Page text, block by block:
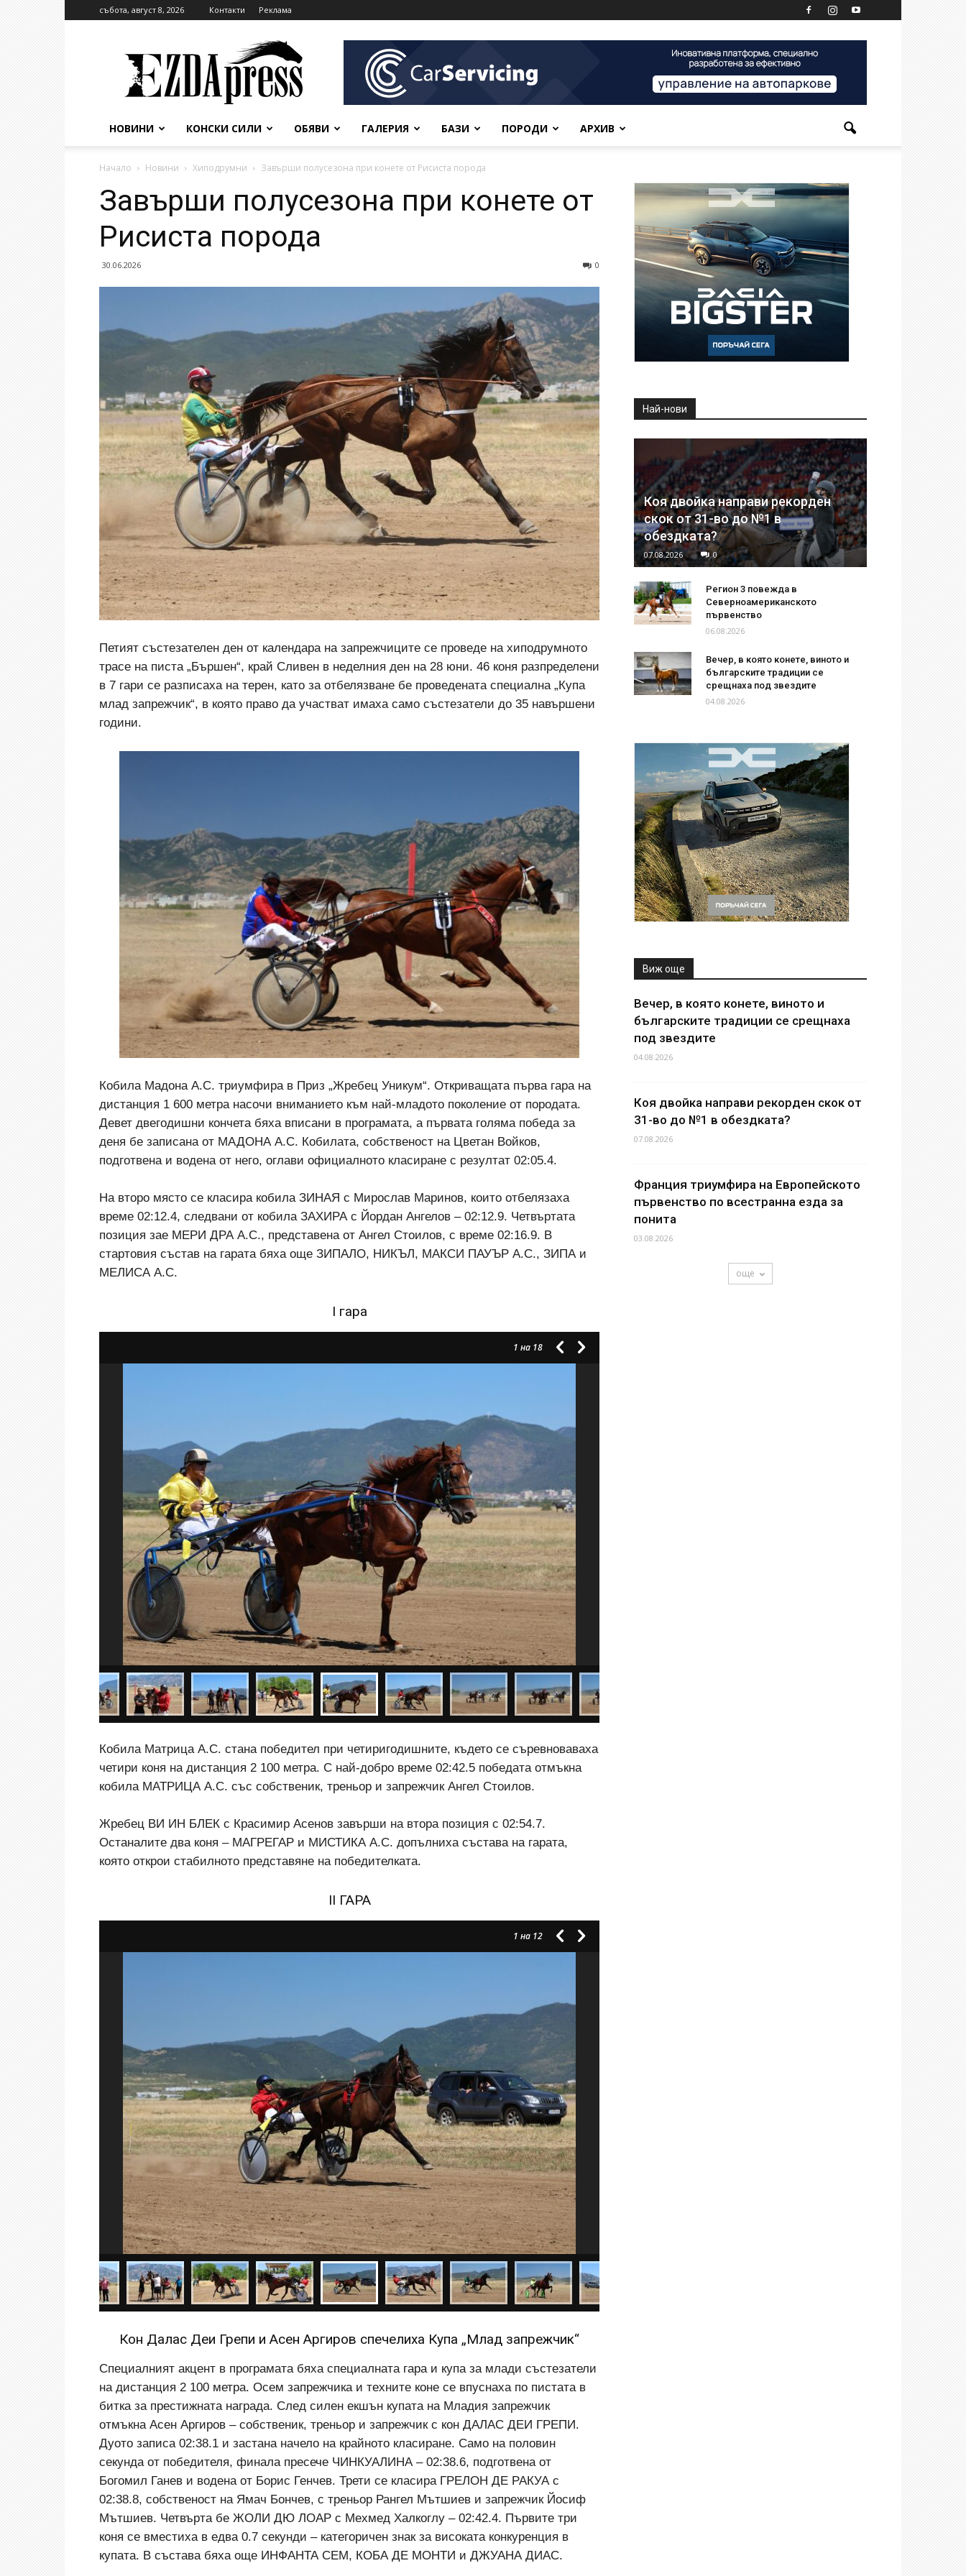
събота, август 8, 2026 Контакти Реклама
НОВИНИ КОНСКИ СИЛИ ОБЯВИ ГАЛЕРИЯ БАЗИ ПОРОДИ АРХИВ
Начало Новини Хиподрумни Завърши полусезона при конете от Рисиста порода
Завърши полусезона при конете от
Рисиста порода
30.06.2026 0
Петият състезателен ден от календара на запрежчиците се проведе на хиподрумното
трасе на писта „Бършен“, край Сливен в неделния ден на 28 юни. 46 коня разпределени
в 7 гари се разписаха на терен, като за отбелязване бе проведената специална „Купа
млад запрежчик“, в която право да участват имаха само състезатели до 35 навършени
години.
Кобила Мадона А.С. триумфира в Приз „Жребец Уникум“. Откриващата първа гара на
дистанция 1 600 метра насочи вниманието към най-младото поколение от породата.
Девет двегодишни кончета бяха вписани в програмата, а първата голяма победа за
деня бе записана от МАДОНА А.С. Кобилата, собственост на Цветан Войков,
подготвена и водена от него, оглави официалното класиране с резултат 02:05.4.
На второ място се класира кобила ЗИНАЯ с Мирослав Маринов, които отбелязаха
време 02:12.4, следвани от кобила ЗАХИРА с Йордан Ангелов – 02:12.9. Четвъртата
позиция зае МЕРИ ДРА А.С., представена от Ангел Стоилов, с време 02:16.9. В
стартовия състав на гарата бяха още ЗИПАЛО, НИКЪЛ, МАКСИ ПАУЪР А.С., ЗИПА и
МЕЛИСА А.С.
I гара
1 на 18
Кобила Матрица А.С. стана победител при четиригодишните, където се съревноваваха
четири коня на дистанция 2 100 метра. С най-добро време 02:42.5 победата отмъкна
кобила МАТРИЦА А.С. със собственик, треньор и запрежчик Ангел Стоилов.
Жребец ВИ ИН БЛЕК с Красимир Асенов завърши на втора позиция с 02:54.7.
Останалите два коня – МАГРЕГАР и МИСТИКА А.С. допълниха състава на гарата,
която открои стабилното представяне на победителката.
II ГАРА
1 на 12
Кон Далас Деи Грепи и Асен Аргиров спечелиха Купа „Млад запрежчик“
Специалният акцент в програмата бяха специалната гара и купа за млади състезатели
на дистанция 2 100 метра. Осем запрежчика и техните коне се впуснаха по пистата в
битка за престижната награда. След силен екшън купата на Младия запрежчик
отмъкна Асен Аргиров – собственик, треньор и запрежчик с кон ДАЛАС ДЕИ ГРЕПИ.
Дуото записа 02:38.1 и застана начело на крайното класиране. Само на половин
секунда от победителя, финала пресече ЧИНКУАЛИНА – 02:38.6, подготвена от
Богомил Ганев и водена от Борис Генчев. Трети се класира ГРЕЛОН ДЕ РАКУА с
02:38.8, собственост на Ямач Бончев, с треньор Рангел Мътшиев и запрежчик Йосиф
Мътшиев. Четвърта бе ЖОЛИ ДЮ ЛОАР с Мехмед Халкоглу – 02:42.4. Първите три
коня се вместиха в едва 0.7 секунди – категоричен знак за високата конкуренция в
купата. В състава бяха още ИНФАНТА СЕМ, КОБА ДЕ МОНТИ и ДЖУАНА ДИАС.
Най-нови
Коя двойка направи рекорден
скок от 31-во до №1 в
обездката?
07.08.2026 0
Регион 3 повежда в
Северноамериканското
първенство
06.08.2026
Вечер, в която конете, виното и
българските традиции се
срещнаха под звездите
04.08.2026
Виж още
Вечер, в която конете, виното и
българските традиции се срещнаха
под звездите
04.08.2026
Коя двойка направи рекорден скок от
31-во до №1 в обездката?
07.08.2026
Франция триумфира на Европейското
първенство по всестранна езда за
понита
03.08.2026
още